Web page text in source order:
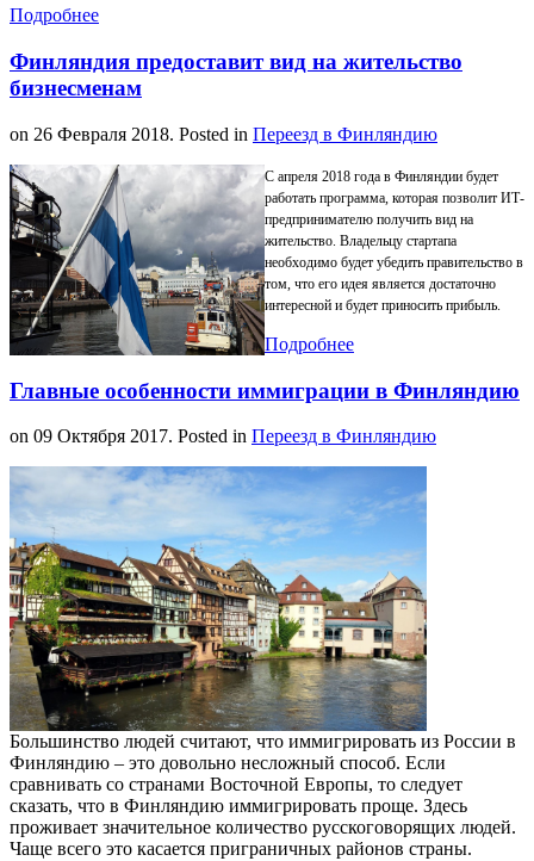
Подробнее
Финляндия предоставит вид на жительство
бизнесменам
on 26 Февраля 2018. Posted in Переезд в Финляндию
С апреля 2018 года в Финляндии будет
работать программа, которая позволит ИТ-
предпринимателю получить вид на
жительство. Владельцу стартапа
необходимо будет убедить правительство в
том, что его идея является достаточно
интересной и будет приносить прибыль.
Подробнее
Главные особенности иммиграции в Финляндию
on 09 Октября 2017. Posted in Переезд в Финляндию
Большинство людей считают, что иммигрировать из России в
Финляндию – это довольно несложный способ. Если
сравнивать со странами Восточной Европы, то следует
сказать, что в Финляндию иммигрировать проще. Здесь
проживает значительное количество русскоговорящих людей.
Чаще всего это касается приграничных районов страны.